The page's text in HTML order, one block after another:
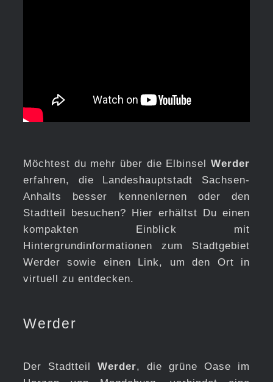
Möchtest du mehr über die ElbinselWerder
erfahren, die Landeshauptstadt Sachsen-
Anhalts besser kennenlernen oder den
Stadtteil besuchen? Hier erhältst Du einen
kompakten Einblick mit
Hintergrundinformationen zum Stadtgebiet
Werder sowie einen Link, um den Ort in
virtuell zu entdecken.
Werder
Der Stadtteil Werder, die grüne Oase im